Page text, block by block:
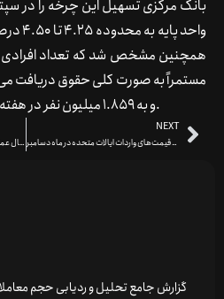
واحد
همچنین مشخص شد که تعداد افرادی
و به 1.859 میلیون نفر در هفته منتهی به 4 ژانویه رسیده است.
“پتانسیل ادامه سودآوری S&P حتی پس از دو سال عملکرد قوی “
NEXT
افزایش ناچیز 0.1 درصدی قیمت‌های واردات ایالات متحده در ماه دسامبر
گزارش جامع تحلیل و ردیابی حجم